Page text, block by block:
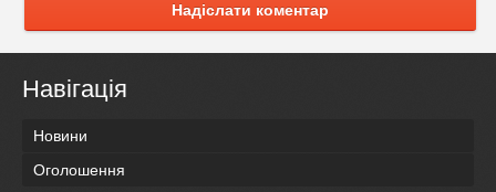
Надіслати коментар
Навігація
Новини
Оголошення